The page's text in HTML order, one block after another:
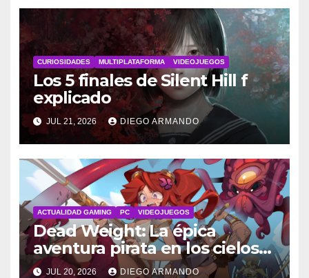
CURIOSIDADES MULTIPLATAFORMA VIDEOJUEGOS
Los 5 finales de Silent Hill f
explicado
JUL 21, 2026 DIEGO ARMANDO
ACTUALIDAD GAMING PC VIDEOJUEGOS
Dead Weight: La épica
aventura pirata en los cielos
steampunk
JUL 20, 2026 DIEGO ARMANDO